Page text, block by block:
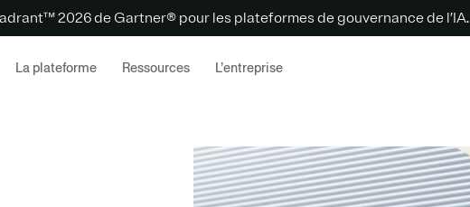
2026 de Gartner® pour les plateformes de gouvernance de l’IA.
La plateforme Ressources L’entreprise